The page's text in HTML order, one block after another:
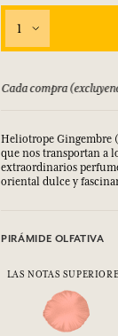
1
Cada compra
Heliotrope Gingembre
que nos transportan a
extraordinarios
oriental dulce y
PIRÁMIDE OLFATIVA
LAS NOTAS